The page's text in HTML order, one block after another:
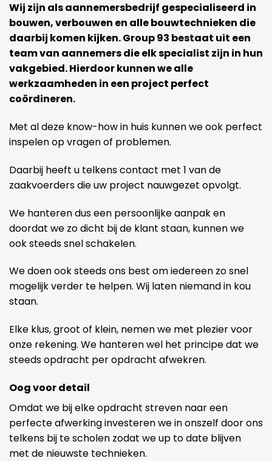
Wij zijn als aannemersbedrijf gespecialiseerd in
bouwen, verbouwen en alle bouwtechnieken die
daarbij komen kijken. Group 93 bestaat uit een
team van aannemers die elk specialist zijn in hun
vakgebied. Hierdoor kunnen we alle
werkzaamheden in een project perfect
coördineren.
Met al deze know-how in huis kunnen we ook perfect
inspelen op vragen of problemen.
Daarbij heeft u telkens contact met 1 van de
zaakvoerders die uw project nauwgezet opvolgt.
We hanteren dus een persoonlijke aanpak en
doordat we zo dicht bij de klant staan, kunnen we
ook steeds snel schakelen.
We doen ook steeds ons best om iedereen zo snel
mogelijk verder te helpen. Wij laten niemand in kou
staan.
Elke klus, groot of klein, nemen we met plezier voor
onze rekening. We hanteren wel het principe dat we
steeds opdracht per opdracht afwekren.
Oog voor detail
Omdat we bij elke opdracht streven naar een
perfecte afwerking investeren we in onszelf door ons
telkens bij te scholen zodat we up to date blijven
met de nieuwste technieken.